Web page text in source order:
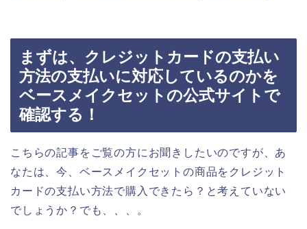
まずは、クレジットカードの支払い
方法の支払いに対応しているのかを
ベースメイクセットの公式サイトで
確認する！
こちらの記事をご覧の方にお聞きしたいのですが、あ
なたは、今、ベースメイクセットの商品をクレジット
カードの支払い方法で購入できたら？と考えていない
でしょうか？でも、、、。